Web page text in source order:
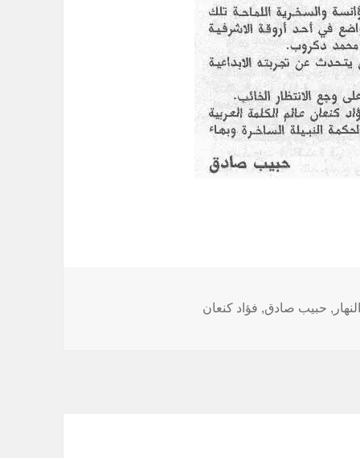
الوسوم
النهار , حبيب صادق, فؤاد كنعان